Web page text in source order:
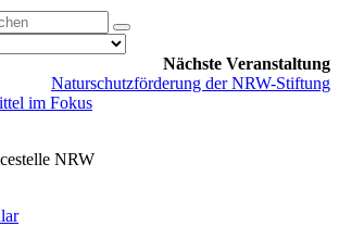
Nächste Veranstaltung
Naturschutzförderung der NRW-Stiftung
im Fokus
NRW